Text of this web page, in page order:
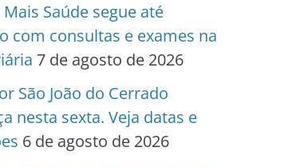
Saúde segue até
com consultas e exames na
7 de agosto de 2026
São João do Cerrado
nesta sexta. Veja datas e
6 de agosto de 2026